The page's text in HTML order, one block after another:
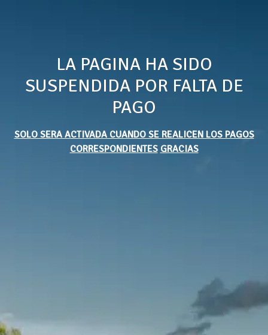
LA PAGINA HA SIDO
SUSPENDIDA POR FALTA DE
PAGO
SOLO SERA ACTIVADA CUANDO SE REALICEN LOS PAGOS
CORRESPONDIENTES GRACIAS